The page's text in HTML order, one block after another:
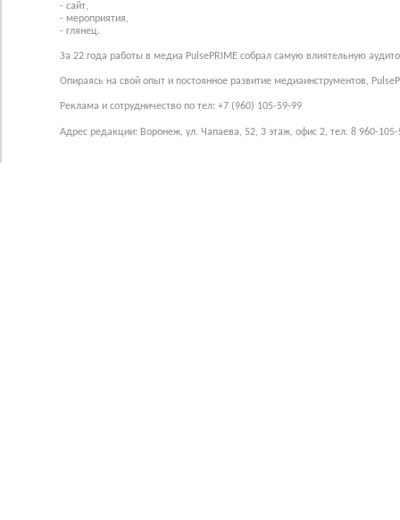
- сайт,
- мероприятия,
- глянец.
За 22 года работы в медиа PulsePRIME собрал самую влиятельную
Опираясь на свой опыт и постоянное развитие медиаинструментов,
Реклама и сотрудничество по тел: +7 (960) 105-59-99
Адрес редакции: Воронеж, ул. Чапаева, 52, 3 этаж, офис 2, тел. 8 960-